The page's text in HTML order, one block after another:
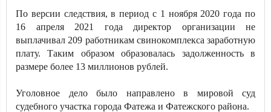
По версии следствия, в период с 1 ноября 2020 года по
16 апреля 2021 года директор организации не
выплачивал 209 работникам свинокомплекса заработную
плату. Таким образом образовалась задолженность в
размере более 13 миллионов рублей.
Уголовное дело было направлено в мировой суд
судебного участка города Фатежа и Фатежского района.